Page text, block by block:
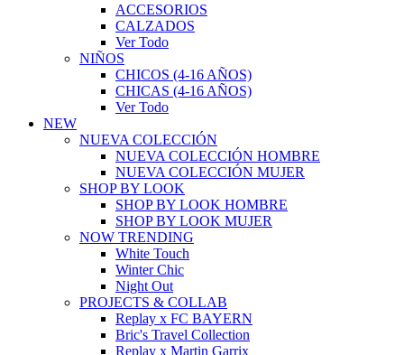
ACCESORIOS
CALZADOS
Ver Todo
NIÑOS
CHICOS (4-16 AÑOS)
CHICAS (4-16 AÑOS)
Ver Todo
NEW
NUEVA COLECCIÓN
NUEVA COLECCIÓN HOMBRE
NUEVA COLECCIÓN MUJER
SHOP BY LOOK
SHOP BY LOOK HOMBRE
SHOP BY LOOK MUJER
NOW TRENDING
White Touch
Winter Chic
Night Out
PROJECTS & COLLAB
Replay x FC BAYERN
Bric's Travel Collection
Replay x Martin Garrix